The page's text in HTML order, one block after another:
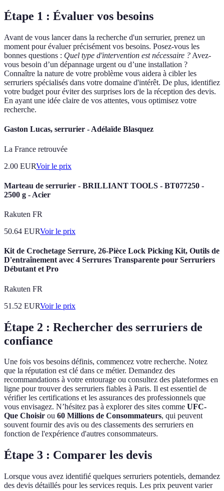
Étape 1 : Évaluer vos besoins
Avant de vous lancer dans la recherche d'un serrurier, prenez un
moment pour évaluer précisément vos besoins. Posez-vous les
bonnes questions : Quel type d'intervention est nécessaire ? Avez-
vous besoin d’un dépannage urgent ou d’une installation ?
Connaître la nature de votre problème vous aidera à cibler les
serruriers spécialisés dans votre domaine d'intérêt. De plus, identifiez
votre budget pour éviter des surprises lors de la réception des devis.
En ayant une idée claire de vos attentes, vous optimisez votre
recherche.
Gaston Lucas, serrurier - Adélaïde Blasquez
La France retrouvée
2.00 EURVoir le prix
Marteau de serrurier - BRILLIANT TOOLS - BT077250 -
2500 g - Acier
Rakuten FR
50.64 EURVoir le prix
Kit de Crochetage Serrure, 26-Pièce Lock Picking Kit, Outils de
D'entraînement avec 4 Serrures Transparente pour Serruriers
Débutant et Pro
Rakuten FR
51.52 EURVoir le prix
Étape 2 : Rechercher des serruriers de
confiance
Une fois vos besoins définis, commencez votre recherche. Notez
que la réputation est clé dans ce métier. Demandez des
recommandations à votre entourage ou consultez des plateformes en
ligne pour trouver des serruriers fiables à Paris. Il est essentiel de
vérifier les certifications et les assurances des professionnels que
vous envisagez. N’hésitez pas à explorer des sites comme UFC-
Que Choisir ou 60 Millions de Consommateurs, qui peuvent
souvent fournir des avis ou des classements des serruriers en
fonction de l'expérience d'autres consommateurs.
Étape 3 : Comparer les devis
Lorsque vous avez identifié quelques serruriers potentiels, demandez
des devis détaillés pour les services requis. Les prix peuvent varier